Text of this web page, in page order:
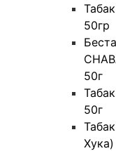
50гр
50г
50г
Хука)